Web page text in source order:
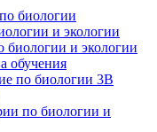
биологии
и экологии
и экологии
обучения
по биологии 3B
по биологии и